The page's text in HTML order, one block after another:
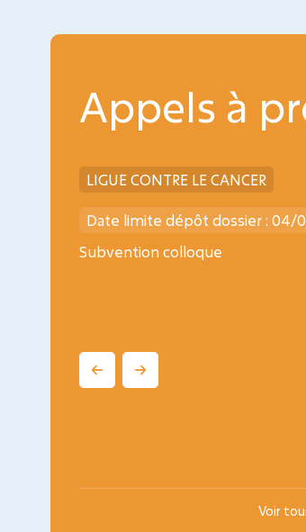
Appels à
LIGUE CONTRE LE CANCER
Date limite dépôt dossier : 04/
Subvention colloque
Voir